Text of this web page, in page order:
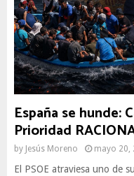
España se hunde:
Prioridad
by Jesús Moreno mayo 20,
El PSOE atraviesa uno de